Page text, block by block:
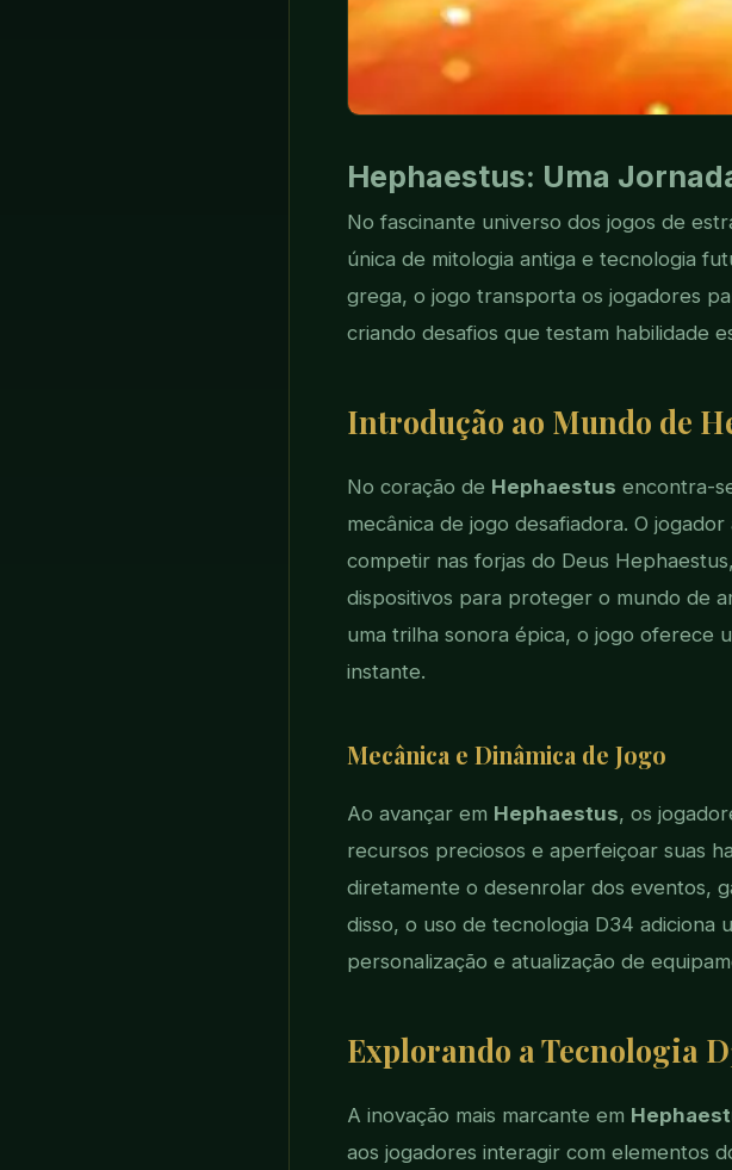
Hephaestus: Uma
No fascinante universo dos jogos de
única de mitologia antiga e tecnologia
grega, o jogo transporta os jogadores
criando desafios que testam habilidade
Introdução ao Mundo de
No coração de Hephaestus encontra-
mecânica de jogo desafiadora. O
competir nas forjas do Deus
dispositivos para proteger o mundo de
uma trilha sonora épica, o jogo oferece
instante.
Mecânica e Dinâmica de Jogo
Ao avançar em Hephaestus, os
recursos preciosos e aperfeiçoar suas
diretamente o desenrolar dos eventos,
disso, o uso de tecnologia D34 adiciona
personalização e atualização de
Explorando a Tecnologia
A inovação mais marcante em
aos jogadores interagir com elementos